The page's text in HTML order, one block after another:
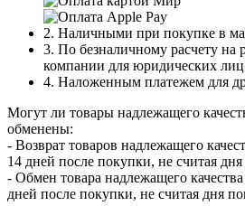
2. Наличными при покупке в
3. По безналичному расчету на
компании для юридических лиц
4. Наложенным платежем для
Могут ли товары надлежащего
обменены:
- Возврат товаров надлежащего
14 дней после покупки, не считая
- Обмен товара надлежащего
дней после покупки, не считая дня